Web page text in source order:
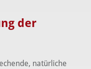
der
natürliche